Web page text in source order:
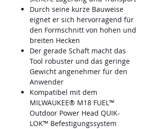
Durch seine kurze Bauweise
eignet er sich hervorragend für
den Formschnitt von hohen und
breiten Hecken
Der gerade Schaft macht das
Tool robuster und das geringe
Gewicht angenehmer für den
Anwender
Kompatibel mit dem
MILWAUKEE® M18 FUEL™
Outdoor Power Head QUIK-
LOK™ Befestigungssystem